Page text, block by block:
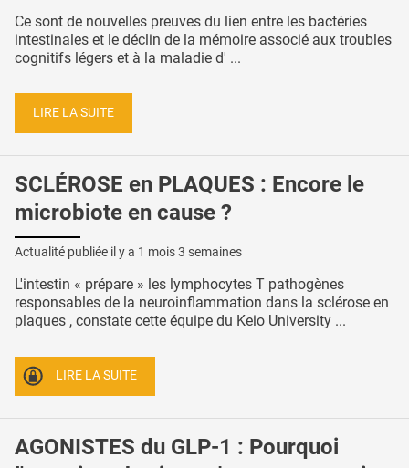
Ce sont de nouvelles preuves du lien entre les bactéries
intestinales et le déclin de la mémoire associé aux troubles
cognitifs légers et à la maladie d' ...
LIRE LA SUITE
SCLÉROSE en PLAQUES : Encore le
microbiote en cause ?
Actualité publiée il y a 1 mois 3 semaines
L'intestin « prépare » les lymphocytes T pathogènes
responsables de la neuroinflammation dans la sclérose en
plaques , constate cette équipe du Keio University ...
LIRE LA SUITE
AGONISTES du GLP-1 : Pourquoi